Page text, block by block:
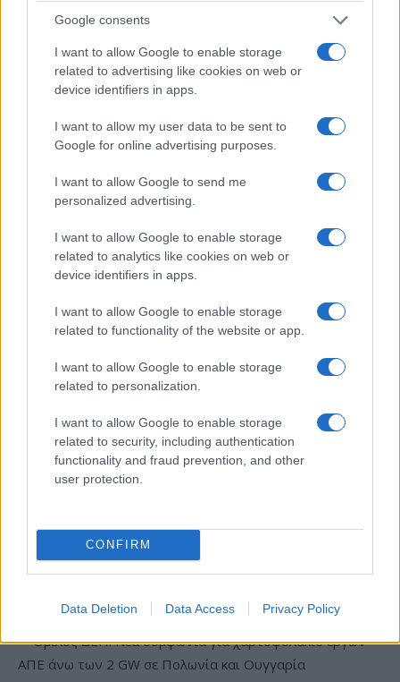
Google consents
I want to allow Google to enable storage
related to advertising like cookies on web or
device identifiers in apps.
I want to allow my user data to be sent to
Google for online advertising purposes.
I want to allow Google to send me
personalized advertising.
I want to allow Google to enable storage
related to analytics like cookies on web or
device identifiers in apps.
I want to allow Google to enable storage
related to functionality of the website or app.
I want to allow Google to enable storage
related to personalization.
I want to allow Google to enable storage
related to security, including authentication
functionality and fraud prevention, and other
user protection.
CONFIRM
Data Deletion Data Access Privacy Policy
εξακύλινδρου εν σειρά κινητήρα του με ακόμη μεγαλύτερη
ισορροπία και σιγουριά, ενώ προσθέτει μέγιστο έλεγχο,
σταθερότητα και επιτάχυνση σε κάθε συνθήκη στο δυναμικό
του ρεπερτόριο. Όπως και τα υπόλοιπα μοντέλα της σειράς,
η BMW M2 με M xDrive παραμένει οδηγοκεντρική, αλλά
ανεβάζει τις επιδόσεις της σε νέο επίπεδο και
επαναπροσδιορίζει τα σπορ χαρακτηριστικά των compact
Εθνική Παίδων: Ξέσπασε 86-63 στη Γεωργία, αλλά
απέναντι στην Ισλανδία
Στα 15 δισ. ευρώ ο στόχος
κερδοφορίας των